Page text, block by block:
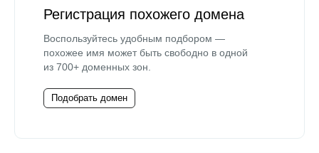
Регистрация похожего домена
Воспользуйтесь удобным подбором —
похожее имя может быть свободно в одной
из 700+ доменных зон.
Подобрать домен